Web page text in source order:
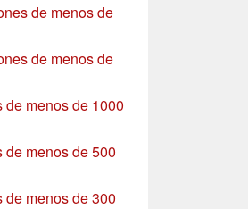
de menos de
de menos de
de menos de 1000
de menos de 500
de menos de 300